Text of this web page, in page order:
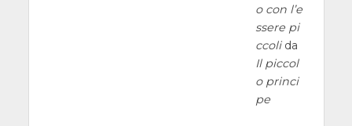
o con l’e
ssere pi
ccolida
Il piccol
o princi
pe